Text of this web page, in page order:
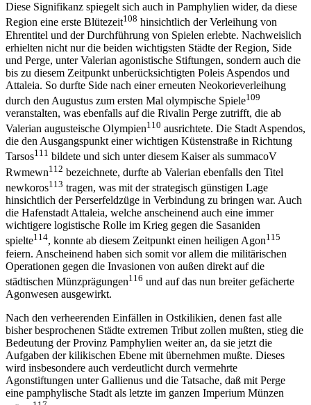
Diese Signifikanz spiegelt sich auch in Pamphylien wider, da diese
Region eine erste Blütezeit108 hinsichtlich der Verleihung von
Ehrentitel und der Durchführung von Spielen erlebte. Nachweislich
erhielten nicht nur die beiden wichtigsten Städte der Region, Side
und Perge, unter Valerian agonistische Stiftungen, sondern auch die
bis zu diesem Zeitpunkt unberücksichtigten Poleis Aspendos und
Attaleia. So durfte Side nach einer erneuten Neokorieverleihung
durch den Augustus zum ersten Mal olympische Spiele109
veranstalten, was ebenfalls auf die Rivalin Perge zutrifft, die ab
Valerian augusteische Olympien110 ausrichtete. Die Stadt Aspendos,
die den Ausgangspunkt einer wichtigen Küstenstraße in Richtung
Tarsos111 bildete und sich unter diesem Kaiser als summacoV
Rwmewn112 bezeichnete, durfte ab Valerian ebenfalls den Titel
newkoros113 tragen, was mit der strategisch günstigen Lage
hinsichtlich der Perserfeldzüge in Verbindung zu bringen war. Auch
die Hafenstadt Attaleia, welche anscheinend auch eine immer
wichtigere logistische Rolle im Krieg gegen die Sasaniden
spielte114, konnte ab diesem Zeitpunkt einen heiligen Agon115
feiern. Anscheinend haben sich somit vor allem die militärischen
Operationen gegen die Invasionen von außen direkt auf die
städtischen Münzprägungen116 und auf das nun breiter gefächerte
Agonwesen ausgewirkt.
Nach den verheerenden Einfällen in Ostkilikien, denen fast alle
bisher besprochenen Städte extremen Tribut zollen mußten, stieg die
Bedeutung der Provinz Pamphylien weiter an, da sie jetzt die
Aufgaben der kilikischen Ebene mit übernehmen mußte. Dieses
wird insbesondere auch verdeutlicht durch vermehrte
Agonstiftungen unter Gallienus und die Tatsache, daß mit Perge
eine pamphylische Stadt als letzte im ganzen Imperium Münzen